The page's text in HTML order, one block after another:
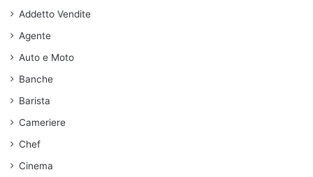
Addetto Vendite
Agente
Auto e Moto
Banche
Barista
Cameriere
Chef
Cinema